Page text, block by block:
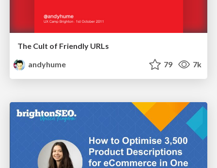
The Cult of Friendly URLs
andyhume
79 7k